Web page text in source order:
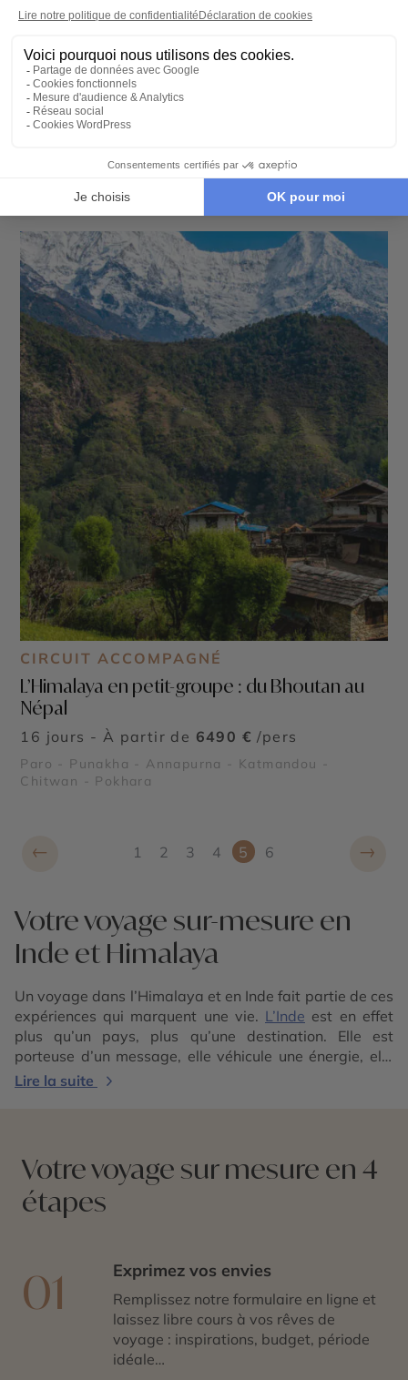
CIRCUIT PRIVÉ
16 jours - À partir de6090 €/pers
Thimphu - Paro - Punakha
CIRCUIT ACCOMPAGNÉ
L’Himalaya en petit-groupe : du Bhoutan au
Népal
16 jours - À partir de 6490 € /pers
Paro - Punakha - Annapurna - Katmandou -
Chitwan - Pokhara
← 1 2 3 4 5 6 →
Votre voyage sur-mesure en
Inde et Himalaya
Un voyage dans l’Himalaya et en Inde fait partie de ces
expériences qui marquent une vie. L’Inde est en effet
plus qu’un pays, plus qu’une destination. Elle est
porteuse d’un message, elle véhicule une énergie, elle
bouleverse un être humain. Que vous choisissiez de
initiatique qui vous transporte et vous transforme. Entre
fêtes aux mille couleurs et rencontres inoubliables,
entre paysages extrêmes et monuments somptueux,
entre saveurs orientales et traditions ancestrales, vous
conseils de nos experts Himalaya et Inde de Cercle des
Voyages, afin de conserver un souvenir impérissable de
votre périple.
Lire la suite
Votre voyage sur mesure en 4
étapes
01 Exprimez vos envies
Remplissez notre formulaire en ligne et
laissez libre cours à vos rêves de
voyage : inspirations, budget, période
idéale…